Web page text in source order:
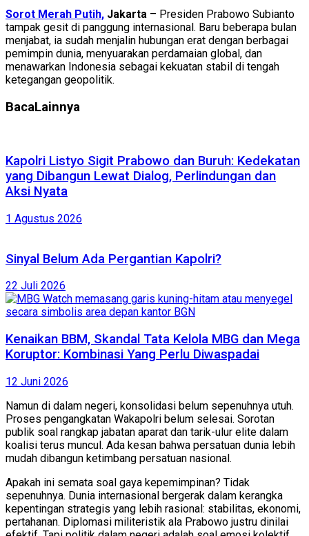
Sorot Merah Putih, Jakarta – Presiden Prabowo Subianto
tampak gesit di panggung internasional. Baru beberapa bulan
menjabat, ia sudah menjalin hubungan erat dengan berbagai
pemimpin dunia, menyuarakan perdamaian global, dan
menawarkan Indonesia sebagai kekuatan stabil di tengah
ketegangan geopolitik.
BacaLainnya
Kapolri Listyo Sigit Prabowo dan Buruh: Kedekatan
yang Dibangun Lewat Dialog, Perlindungan dan
Aksi Nyata
1 Agustus 2026
Sinyal Belum Ada Pergantian Kapolri?
22 Juli 2026
Kenaikan BBM, Skandal Tata Kelola MBG dan Mega
Koruptor: Kombinasi Yang Perlu Diwaspadai
12 Juni 2026
Namun di dalam negeri, konsolidasi belum sepenuhnya utuh.
Proses pengangkatan Wakapolri belum selesai. Sorotan
publik soal rangkap jabatan aparat dan tarik-ulur elite dalam
koalisi terus muncul. Ada kesan bahwa persatuan dunia lebih
mudah dibangun ketimbang persatuan nasional.
Apakah ini semata soal gaya kepemimpinan? Tidak
sepenuhnya. Dunia internasional bergerak dalam kerangka
kepentingan strategis yang lebih rasional: stabilitas, ekonomi,
pertahanan. Diplomasi militeristik ala Prabowo justru dinilai